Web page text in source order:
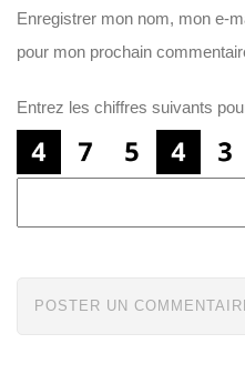
Enregistrer mon nom, mon e-
pour mon prochain
Entrez les chiffres suivants